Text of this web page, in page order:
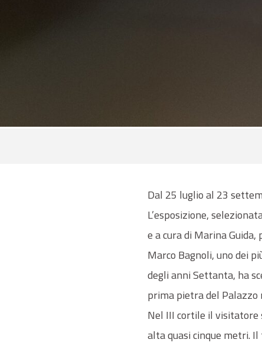
Dal 25 luglio al 23
L’esposizione,
e a cura di Marina
Marco Bagnoli, uno dei
degli anni Settanta, ha
prima pietra del Palazzo
Nel III cortile il visitatore
alta quasi cinque metri. Il